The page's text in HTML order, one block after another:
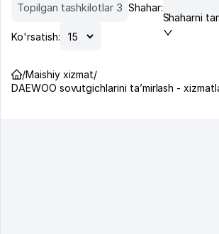
Topilgan tashkilotlar 3 Shahar:
Shaharni
Ko'rsatish:
/Maishiy xizmat/
DAEWOO sovutgichlarini ta’mirlash -